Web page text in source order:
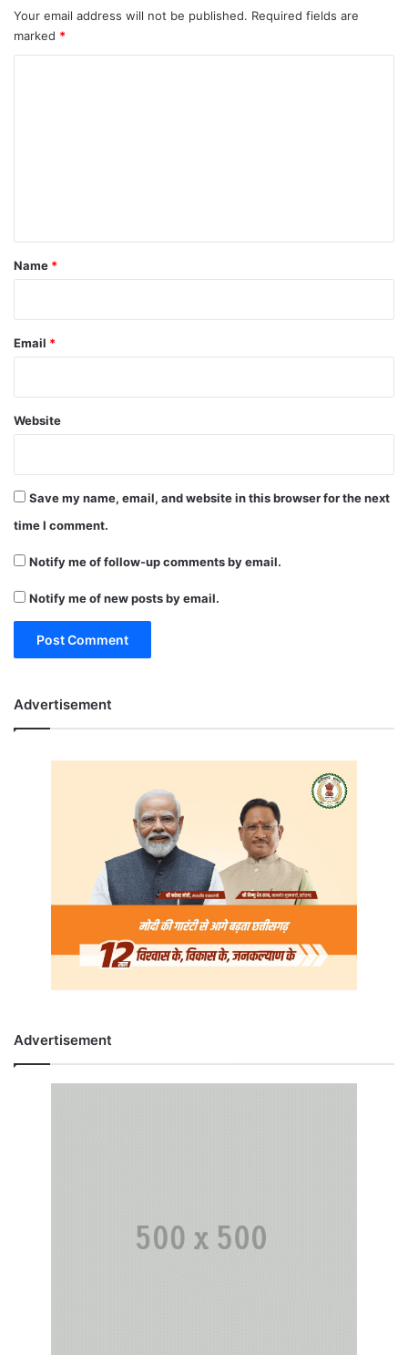
Your email address will not be published. Required fields are
marked *
*
Name *
Email *
Website
Save my name, email, and website in this browser for the next
time I comment.
Notify me of follow-up comments by email.
Notify me of new posts by email.
Advertisement
Advertisement